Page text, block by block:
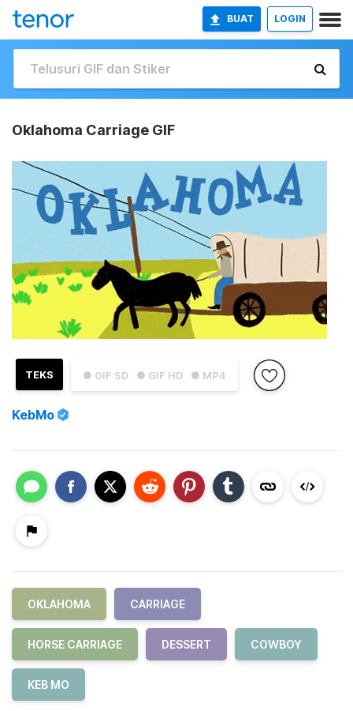
BUAT LOGIN
Oklahoma Carriage GIF
● GIF SD ● GIF HD ● MP4
TEKS
KebMo
OKLAHOMA CARRIAGE
HORSE CARRIAGE DESSERT COWBOY
KEB MO